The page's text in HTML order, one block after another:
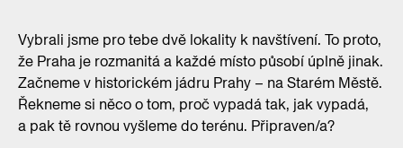
Vybrali jsme pro tebe dvě lokality k navštívení. To proto,
že Praha je rozmanitá a každé místo působí úplně jinak.
Začneme v historickém jádru Prahy – na Starém Městě.
Řekneme si něco o tom, proč vypadá tak, jak vypadá,
a pak tě rovnou vyšleme do terénu. Připraven/a?